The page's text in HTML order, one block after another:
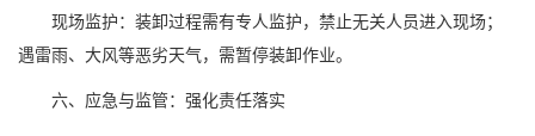
现场监护：装卸过程需有专人监护，禁止无关人员进入现场；
遇雷雨、大风等恶劣天气，需暂停装卸作业。
六、应急与监管：强化责任落实